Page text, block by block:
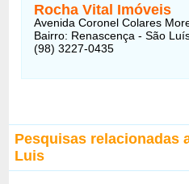
Rocha Vital Imóveis
Avenida Coronel Colares
Bairro: Renascença - São
(98) 3227-0435
Pesquisas relacionadas
Luis